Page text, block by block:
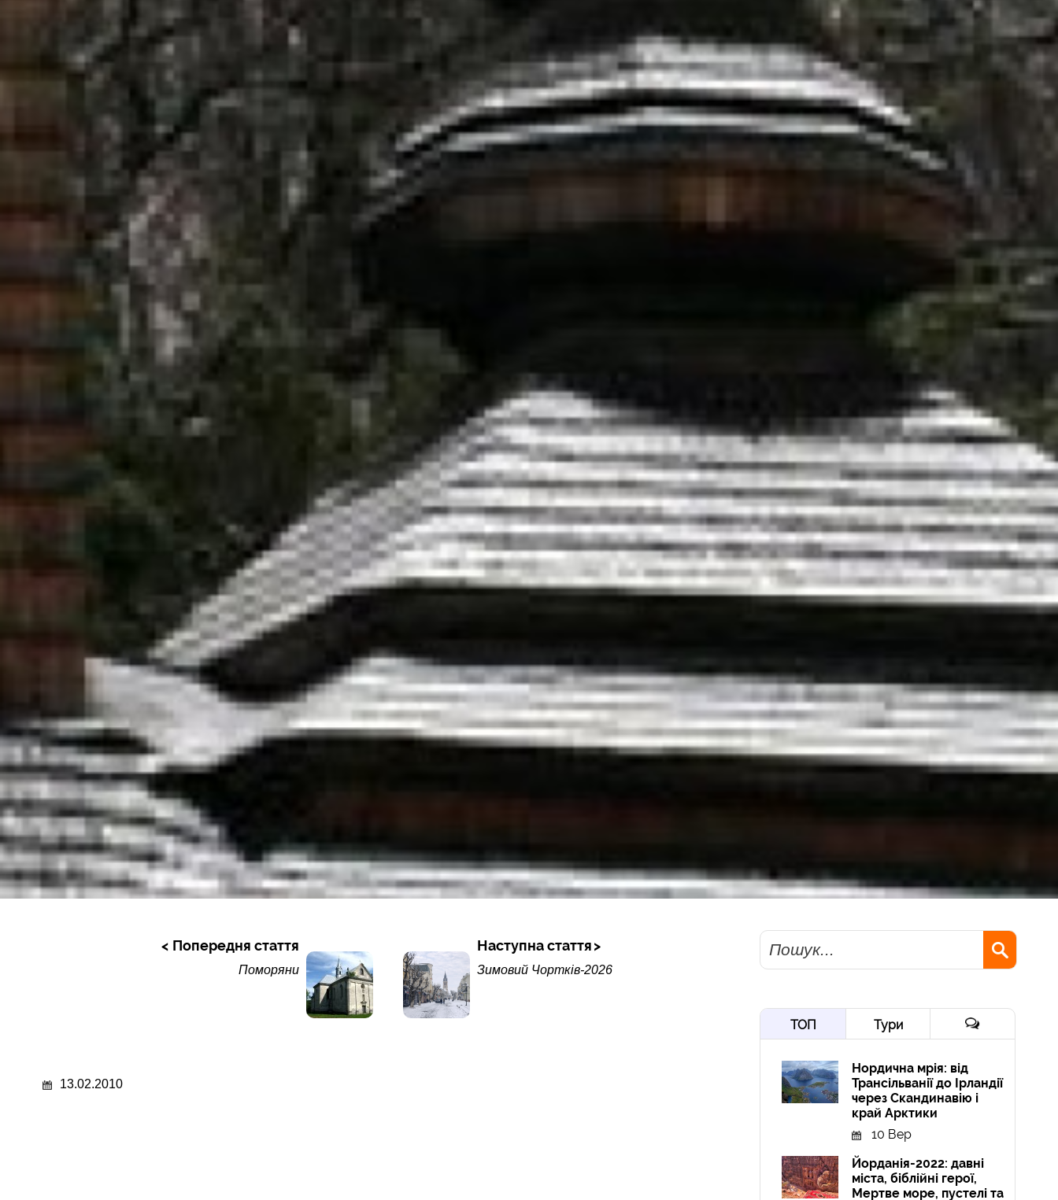
Попередня стаття
Поморяни
Наступна стаття
Зимовий Чортків-2026
13.02.2010
Пошук
ТОП Тури
Нордична мрія: від
Трансільванії до Ірландії
через Скандинавію і
край Арктики
10 Вер
Йорданія-2022: давні
міста, біблійні герої,
Мертве море, пустелі та